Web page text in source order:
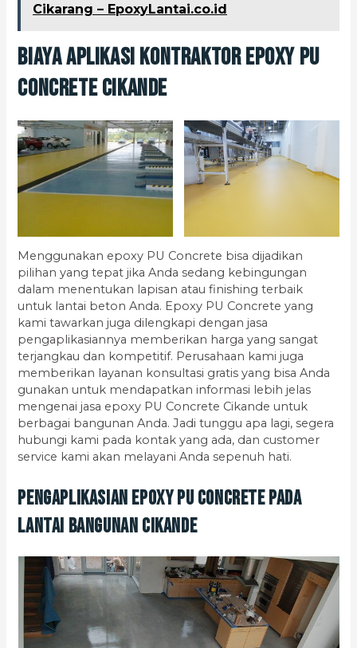
Cikarang – EpoxyLantai.co.id
Biaya Aplikasi Kontraktor Epoxy PU
Concrete Cikande
Menggunakan epoxy PU Concrete bisa dijadikan
pilihan yang tepat jika Anda sedang kebingungan
dalam menentukan lapisan atau finishing terbaik
untuk lantai beton Anda. Epoxy PU Concrete yang
kami tawarkan juga dilengkapi dengan jasa
pengaplikasiannya memberikan harga yang sangat
terjangkau dan kompetitif. Perusahaan kami juga
memberikan layanan konsultasi gratis yang bisa Anda
gunakan untuk mendapatkan informasi lebih jelas
mengenai jasa epoxy PU Concrete Cikande untuk
berbagai bangunan Anda. Jadi tunggu apa lagi, segera
hubungi kami pada kontak yang ada, dan customer
service kami akan melayani Anda sepenuh hati.
Pengaplikasian Epoxy PU Concrete pada
Lantai Bangunan Cikande